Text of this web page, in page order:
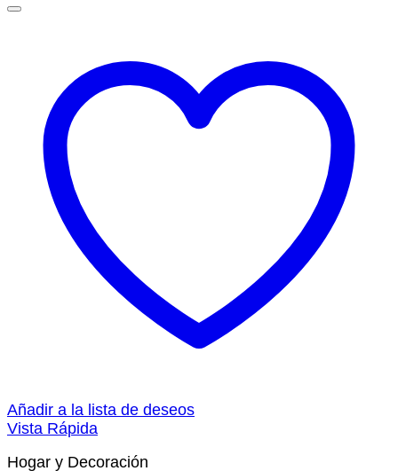
Añadir a la lista de deseos
Vista Rápida
Hogar y Decoración